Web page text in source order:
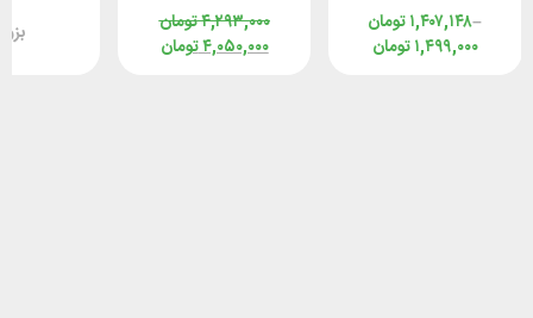
تومان۱,۴۰۷,۱۴۸–
تومان۱,۴۹۹,۰۰۰
تومان۴,۲۹۳,۰۰۰
تومان۴,۰۵۰,۰۰۰